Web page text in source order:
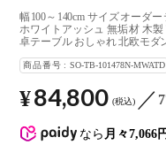
幅100～140cm サイズオーダ
ホワイトアッシュ 無垢材 木
卓テーブル おしゃれ 北欧モダ
商品番号 SO-TB-101478N-MWATD
なら 月々7,066
¥84,800 税込